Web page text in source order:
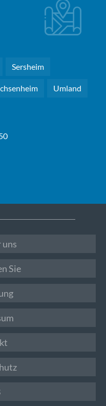
Sersheim
Umland
Sie